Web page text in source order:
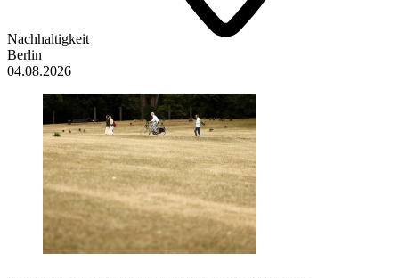
Nachhaltigkeit
Berlin
04.08.2026